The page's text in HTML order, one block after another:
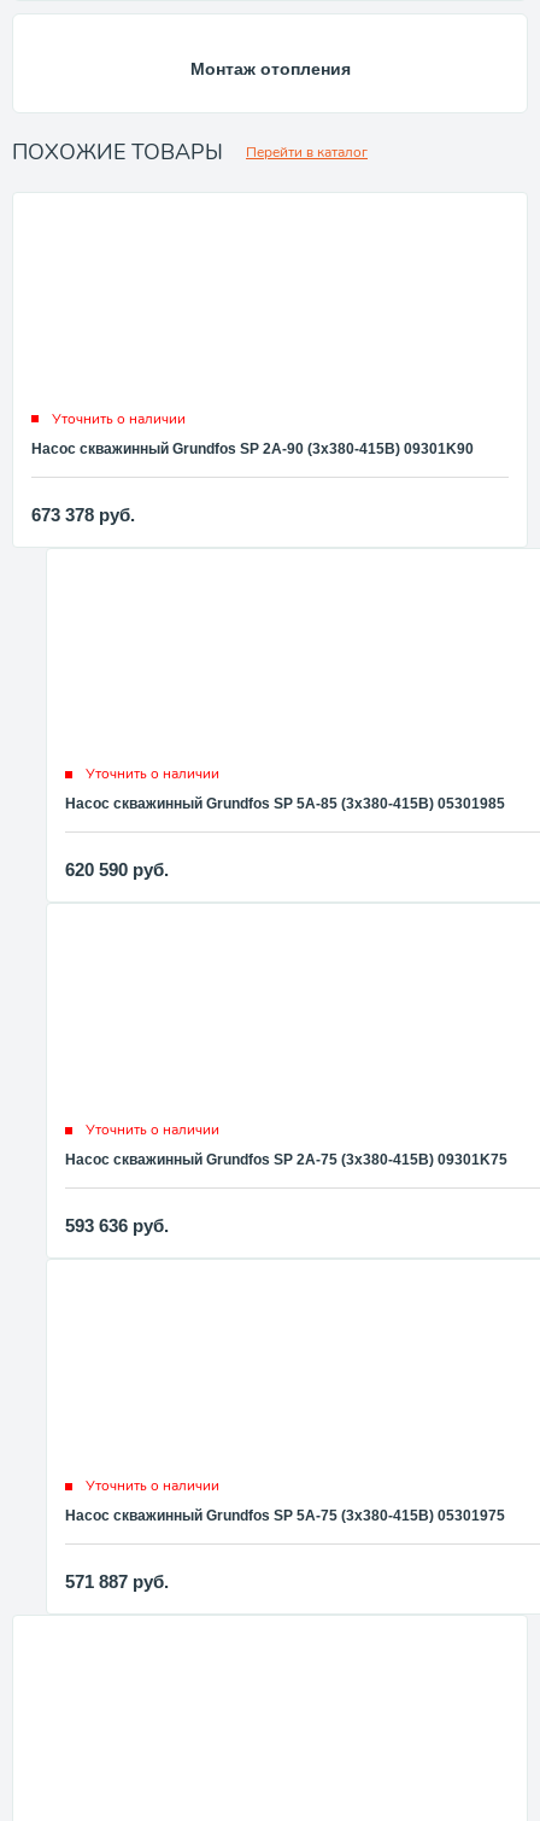
Монтаж отопления
ПОХОЖИЕ ТОВАРЫ Перейти в каталог
Уточнить о наличии
Насос скважинный Grundfos SP 2A-90 (3x380-415В) 09301K90
673 378 руб.
Уточнить о наличии
Насос скважинный Grundfos SP 5A-85 (3x380-415В) 05301985
620 590 руб.
Уточнить о наличии
Насос скважинный Grundfos SP 2A-75 (3x380-415В) 09301K75
593 636 руб.
Уточнить о наличии
Насос скважинный Grundfos SP 5A-75 (3x380-415В) 05301975
571 887 руб.